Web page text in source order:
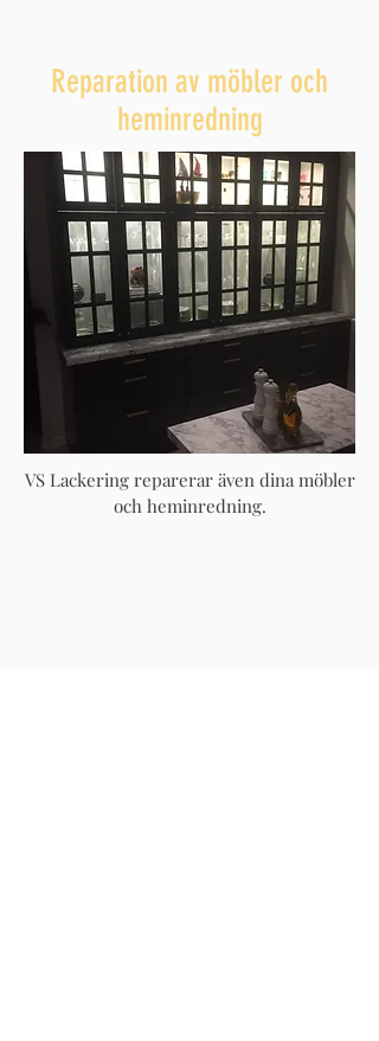
VS Lackering reparerar även dina möbler
och heminredning.
Reparation av möbler och
heminredning